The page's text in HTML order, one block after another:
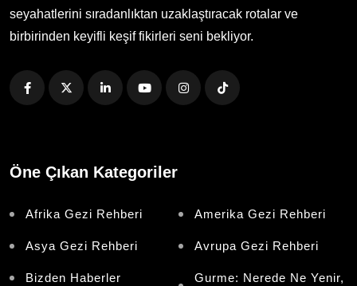
seyahatlerini sıradanlıktan uzaklaştıracak rotalar ve
birbirinden keyifli keşif fikirleri seni bekliyor.
Öne Çıkan Kategoriler
Afrika Gezi Rehberi Amerika Gezi Rehberi
Asya Gezi Rehberi Avrupa Gezi Rehberi
Bizden Haberler
Gurme: Nerede Ne Yenir,